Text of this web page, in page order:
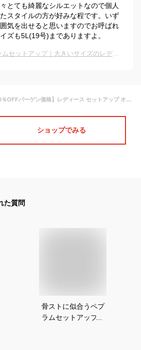
とても綺麗なシルエットなので個人
スタイルの方が好みな程です。いず
気を出せると思いますのでお呼ばれ
ズも5L(19号)までありますよ。
骨ストに似合うペプラムセットアップ｜大きいサイズのレディーススーツのおすすめは？
【50％OFFバーゲン価格】レディース セットアップ オフィスカジュアル セレモニースーツ ママスーツ フォーマルスーツ スカート レディース ミセス 入園入学式 卒園卒業式 七五三 50代 40代 30代 親族 母親 服装 女性 通勤 大きいサイズ 結婚式 体型カバー 即日発送
ショップでみる
た質問
骨ストに似合うペプ
ラムセットアップ｜